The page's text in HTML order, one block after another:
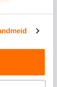
kiiresti ja
suur